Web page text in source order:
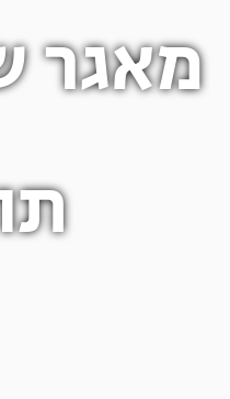
מאגר